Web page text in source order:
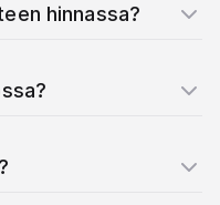
hinnassa?